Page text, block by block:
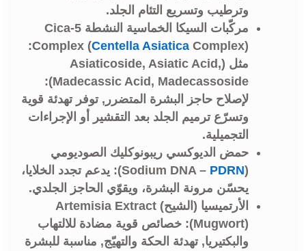
وترطيب وتسريع التئام الجلد.
مركّبات السيكا الخماسية النشطة 5-Cica
Complex (Centella Asiatica Complex
):
مثل (Asiaticoside, Asiatic Acid,
Madecassic Acid, Madecassoside):
لإصلاح حاجز البشرة المتضرر, توفر تهدئة قوية
وتسرّع ترميم الجلد بعد التقشير أو الإجراءات
التجميلية.
حمض الديوكسي ريبونوكليك الصوديومي
(Sodium DNA –
PDRN
): يدعم تجدد الخلايا،
يحسّن مرونة البشرة، ويقوّي الحاجز الجلدي.
الأرتميسيا (الشيح) Artemisia Extract
(Mugwort): خصائص قوية مضادة للالتهاب
والبكتيريا, تهدئة الحكة والتهيّج, مناسبة للبشرة